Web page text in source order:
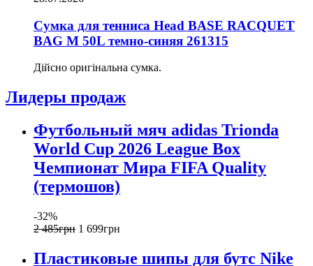
Сумка для тенниса Head BASE RACQUET
BAG M 50L темно-синяя 261315
Дійсно оригінальна сумка.
Лидеры продаж
Футбольный мяч adidas Trionda
World Cup 2026 League Box
Чемпионат Мира FIFA Quality
(термошов)
-32%
2 485грн 1 699грн
Пластиковые шипы для бутс Nike